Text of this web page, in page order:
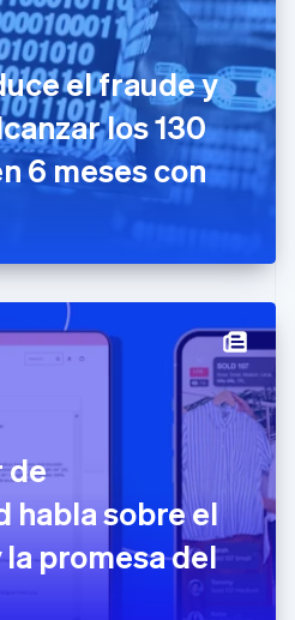
el fraude y
los 130
6 meses con
de
habla sobre el
promesa del